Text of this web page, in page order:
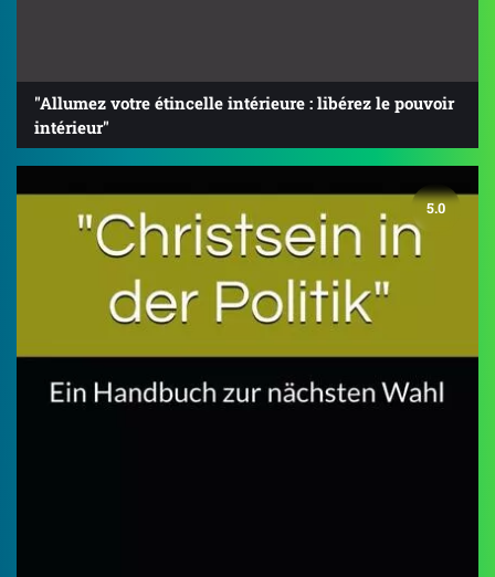
"Allumez votre étincelle intérieure : libérez le pouvoir
intérieur"
5.0